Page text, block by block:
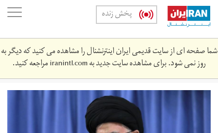
Skip
main
content
پخش زنده
شما صفحه ای از سایت قدیمی ایران اینترنشنال را مشاهده می کنید که دیگر به
روز نمی شود. برای مشاهده سایت جدید بهiranintl.comمراجعه کنید.
104ed63e-
3577-